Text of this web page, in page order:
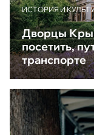
ИСТОРИЯ И
Дворцы
посетить,
транспорте